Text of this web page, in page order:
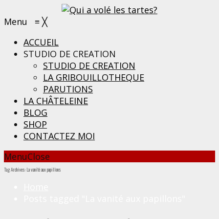
Menu ≡ ╳
ACCUEIL
STUDIO DE CREATION
STUDIO DE CREATION
LA GRIBOUILLOTHEQUE
PARUTIONS
LA CHÂTELEINE
BLOG
SHOP
CONTACTEZ MOI
MenuClose
Tag Archives: La vanité aux papillons